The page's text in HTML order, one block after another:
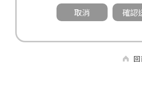
三、個人資料利用之期間、地區、對
（一）期間：蒐集之目的存續期
回